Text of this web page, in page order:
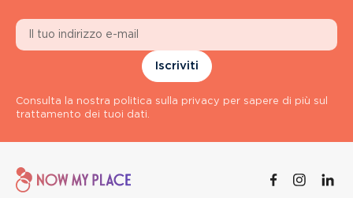
Iscriviti
Consulta la nostra politica sulla privacy per sapere di più sul
trattamento dei tuoi dati.